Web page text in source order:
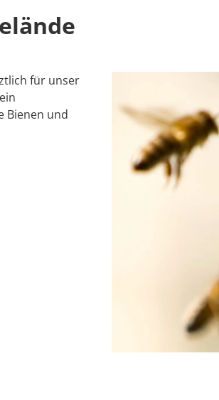
für unser
Bienen und